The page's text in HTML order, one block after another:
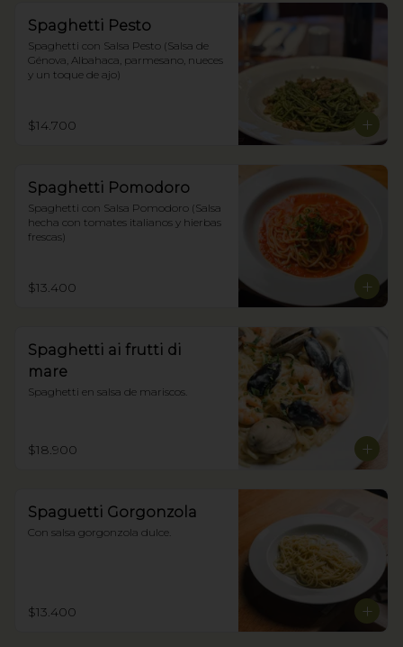
Spaghetti Pesto
Spaghetti con Salsa Pesto (Salsa de
Génova, Albahaca, parmesano, nueces
y un toque de ajo)
$14.700
Spaghetti Pomodoro
Spaghetti con Salsa Pomodoro (Salsa
hecha con tomates italianos y hierbas
frescas)
$13.400
Spaghetti ai frutti di
mare
Spaghetti en salsa de mariscos.
$18.900
Spaguetti Gorgonzola
Con salsa gorgonzola dulce.
$13.400